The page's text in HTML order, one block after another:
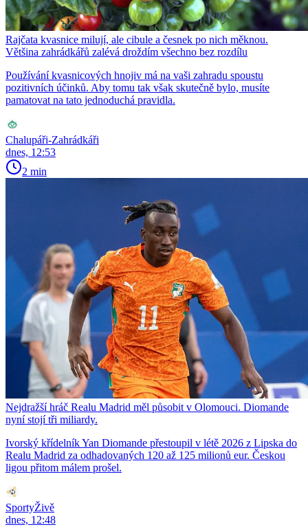
Rajčata kvasnice milují, ale cibule a česnek po nich měknou.
Většina zahrádkářů zalévá droždím všechno bez rozdílu
Používání kvasnicových hnojiv má na vaši zahradu spoustu
pozitivních účinků. Aby tomu tak však skutečně bylo, musíte
pamatovat na tato jednoduchá pravidla.
Chalupáři-Zahrádkáři
dnes, 12:53
2 min
Nejdražší hráč Realu Madrid měl působit v Olomouci. Diomande
nyní stojí tři miliardy.
Ivorský křídelník Yan Diomande přestoupil v létě 2026 z Lipska do
Realu Madrid za odhadovaných 120 až 125 milionů eur. Českou
ligou přitom málem prošel.
SportyŽivě
dnes, 12:48